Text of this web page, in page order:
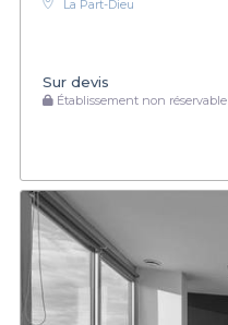
La Part-Dieu
Sur devis
Établissement non réservable